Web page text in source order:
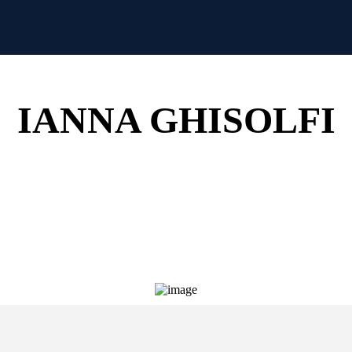
Stai guardando il necrologio di
IANNA GHISOLFI